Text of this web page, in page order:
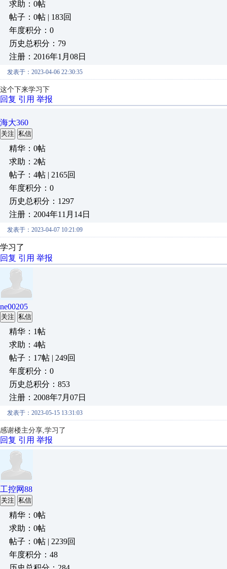
求助：0帖
帖子：0帖 | 183回
年度积分：0
历史总积分：79
注册：2016年1月08日
发表于：2023-04-06 22:30:35
这个下来学习下
回复 引用 举报
海大360
关注 私信
精华：0帖
求助：2帖
帖子：4帖 | 2165回
年度积分：0
历史总积分：1297
注册：2004年11月14日
发表于：2023-04-07 10:21:09
学习了
回复 引用 举报
ne00205
关注 私信
精华：1帖
求助：4帖
帖子：17帖 | 249回
年度积分：0
历史总积分：853
注册：2008年7月07日
发表于：2023-05-15 13:31:03
感谢楼主分享,学习了
回复 引用 举报
工控网88
关注 私信
精华：0帖
求助：0帖
帖子：0帖 | 2239回
年度积分：48